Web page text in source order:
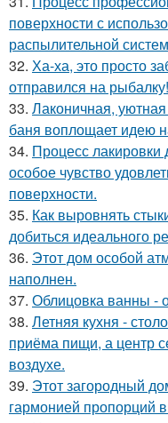
поверхности с
распылительной
32. Ха-ха, это просто
отправился на рыбалку!
33. Лаконичная,
баня воплощает идею
34. Процесс лакировки
особое чувство
поверхности.
35. Как выровнять
добиться идеального
36. Этот дом особой
наполнен.
37. Облицовка ванны -
38. Летняя кухня -
приёма пищи, а центр
воздухе.
39. Этот загородный
гармонией пропорций